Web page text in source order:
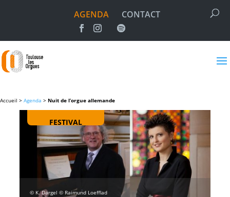
AGENDA CONTACT
Accueil > Agenda > Nuit de l’orgue allemande
FESTIVAL
© K. Dargel © Raimund Loefflad